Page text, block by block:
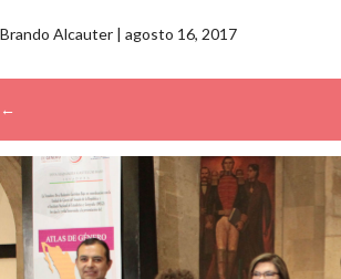
Brando Alcauter | agosto 16, 2017
←
→